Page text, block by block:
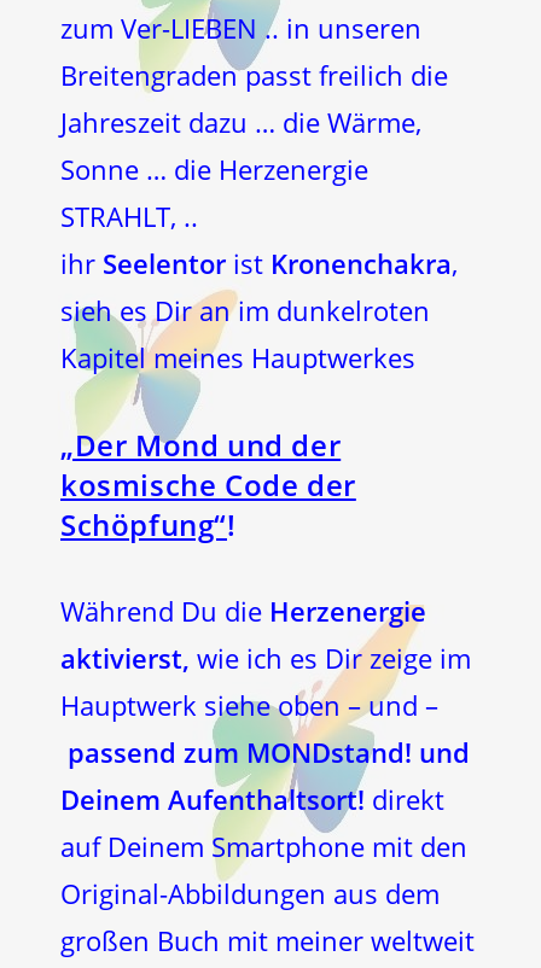
zum Ver-LIEBEN .. in unseren
Breitengraden passt freilich die
Jahreszeit dazu … die Wärme,
Sonne … die Herzenergie
STRAHLT, ..
ihr Seelentor ist Kronenchakra,
sieh es Dir an im dunkelroten
Kapitel meines Hauptwerkes
„Der Mond und der
kosmische Code der
Schöpfung“!
Während Du die Herzenergie
aktivierst, wie ich es Dir zeige im
Hauptwerk siehe oben – und –
passend zum MONDstand! und
Deinem Aufenthaltsort! direkt
auf Deinem Smartphone mit den
Original-Abbildungen aus dem
großen Buch mit meiner weltweit